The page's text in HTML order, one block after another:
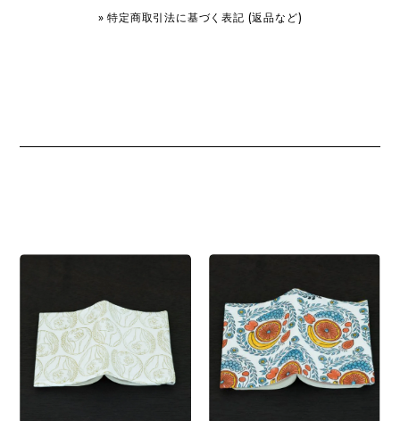
» 特定商取引法に基づく表記 (返品など)